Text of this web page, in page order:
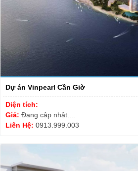
Dự án Vinpearl Cần Giờ
Diện tích:
Giá: Đang cập nhật....
Liên Hệ: 0913.999.003